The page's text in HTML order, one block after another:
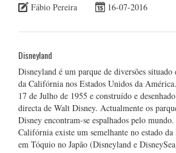
Fábio Pereira
16-07-2016
Disneyland
Disneyland é um parque de diversões
da Califórnia nos Estados Unidos da
17 de Julho de 1955 e construído e
directa de Walt Disney. Actualmente os
Disney encontram-se espalhados pelo
Califórnia existe um semelhante no estado
em Tóquio no Japão (Disneyland e